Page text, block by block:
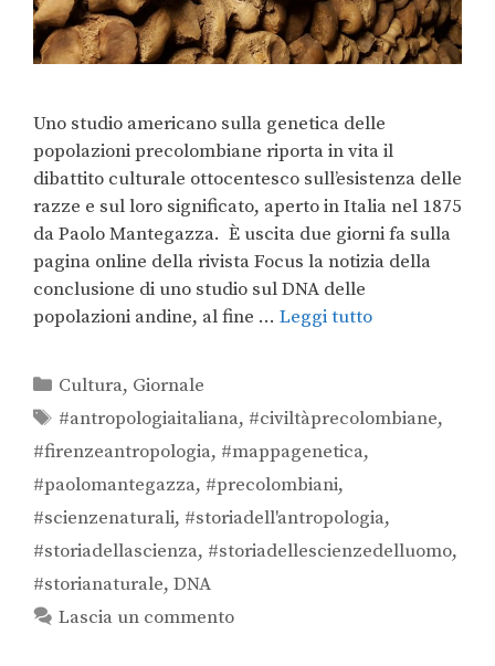
Uno studio americano sulla genetica delle
popolazioni precolombiane riporta in vita il
dibattito culturale ottocentesco sull’esistenza delle
razze e sul loro significato, aperto in Italia nel 1875
da Paolo Mantegazza. È uscita due giorni fa sulla
pagina online della rivista Focus la notizia della
conclusione di uno studio sul DNA delle
popolazioni andine, al fine … Leggi tutto
Cultura, Giornale
#antropologiaitaliana, #civiltàprecolombiane,
#firenzeantropologia, #mappagenetica,
#paolomantegazza, #precolombiani,
#scienzenaturali, #storiadell'antropologia,
#storiadellascienza, #storiadellescienzedelluomo,
#storianaturale, DNA
Lascia un commento